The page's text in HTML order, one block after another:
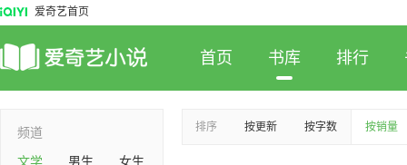
爱奇艺首页
首页 书库 排行
频道
文学
男生 女生
排序 按更新 按字数 按销量